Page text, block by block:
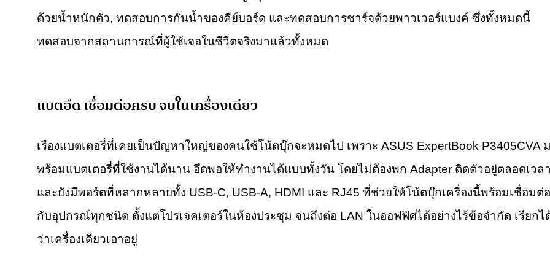
ด้วยน้ำหนักตัว, ทดสอบการกันน้ำของคีย์บอร์ด และทดสอบการชาร์จด้วยพาวเวอร์แบงค์ ซึ่งทั้งหมดนี้
ทดสอบจากสถานการณ์ที่ผู้ใช้เจอในชีวิตจริงมาแล้วทั้งหมด
แบตอึด เชื่อมต่อครบ จบในเครื่องเดียว
เรื่องแบตเตอรี่ที่เคยเป็นปัญหาใหญ่ของคนใช้โน้ตบุ๊กจะหมดไป เพราะ ASUS ExpertBook P3405CVA
พร้อมแบตเตอรี่ที่ใช้งานได้นาน อึดพอให้ทำงานได้แบบทั้งวัน โดยไม่ต้องพก Adapter ติดตัวอยู่ตลอดเวลา
และยังมีพอร์ตที่หลากหลายทั้ง USB-C, USB-A, HDMI และ RJ45 ที่ช่วยให้โน้ตบุ๊กเครื่องนี้พร้อมเชื่อมต่อ
กับอุปกรณ์ทุกชนิด ตั้งแต่โปรเจคเตอร์ในห้องประชุม จนถึงต่อ LAN ในออฟฟิศได้อย่างไร้ข้อจำกัด เรียกไ
ว่าเครื่องเดียวเอาอยู่